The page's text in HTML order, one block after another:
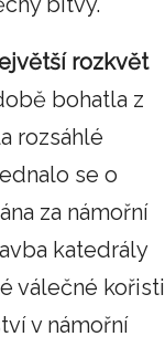
rozkvět
bohatla z
rozsáhlé
se o
za námořní
katedrály
válečné
v námořní